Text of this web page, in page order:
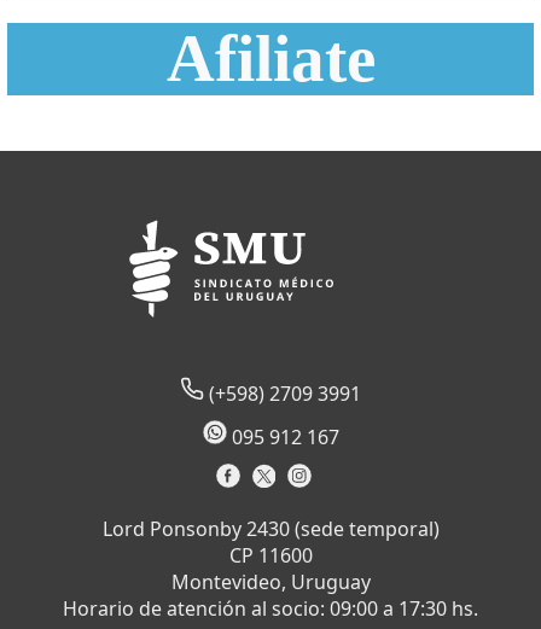
Afiliate
(+598) 2709 3991
095 912 167
Lord Ponsonby 2430 (sede temporal)
CP 11600
Montevideo, Uruguay
Horario de atención al socio: 09:00 a 17:30 hs.